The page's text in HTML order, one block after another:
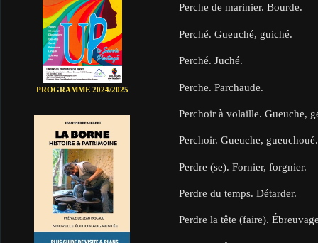
PROGRAMME 2024/2025
Perche de marinier. Bourde.
Perché. Gueuché, guiché.
Perché. Juché.
Perche. Parchaude.
Perchoir à volaille. Gueuche,
Perchoir. Gueuche,
Perdre (se). Fornier, forgnier.
Perdre du temps. Détarder.
Perdre la tête (faire).